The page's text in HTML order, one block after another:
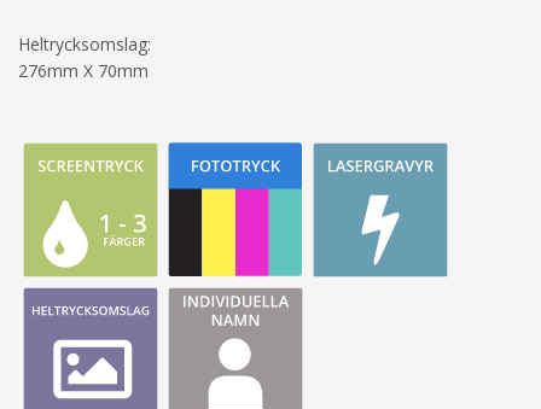
Heltrycksomslag:
276mm X 70mm